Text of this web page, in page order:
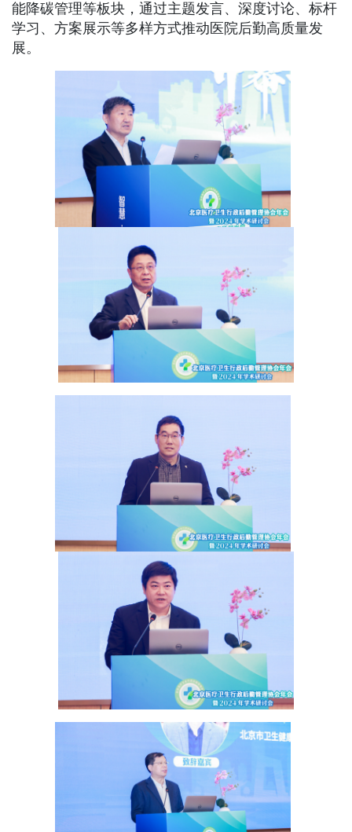
能降碳管理等板块，通过主题发言、深度讨论、标杆
学习、方案展示等多样方式推动医院后勤高质量发
展。